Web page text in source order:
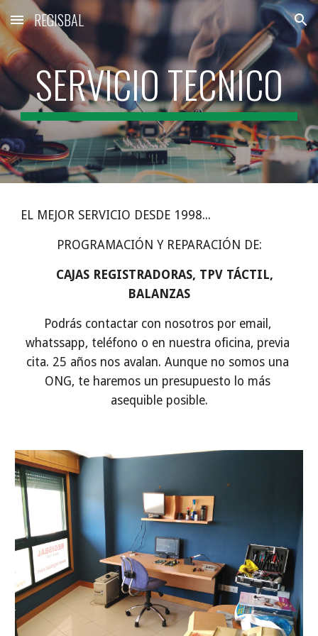
Skip to main content Skip to navigation
REGISBAL
SERVICIO TECNICO
EL MEJOR SERVICIO DESDE 1998...
PROGRAMACIÓN Y REPARACIÓN DE:
CAJAS REGISTRADORAS, TPV TÁCTIL,
BALANZAS
Podrás contactar con nosotros por email,
whatssapp, teléfono o en nuestra oficina, previa
cita. 25 años nos avalan. Aunque no somos una
ONG, te haremos un presupuesto lo más
asequible posible.